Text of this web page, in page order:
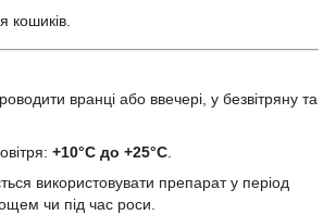
кошиків.
вранці або ввечері, у безвітряну та
+10°C до +25°C
використовувати препарат у період
чи під час роси.